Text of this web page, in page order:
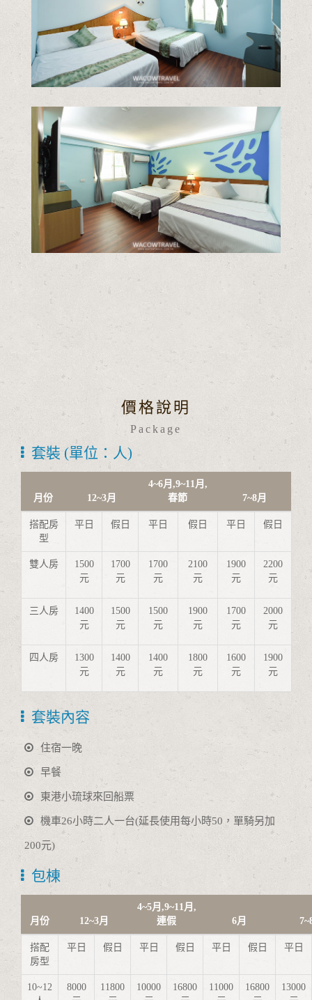
價格說明
Package
套裝 (單位：人)
月份 12~3月
4~6月,9~11月,
春節
7~8月
搭配房
型
平日 假日 平日 假日 平日 假日
雙人房
1500
元
1700
元
1700
元
2100
元
1900
元
2200
元
三人房
1400
元
1500
元
1500
元
1900
元
1700
元
2000
元
四人房
1300
元
1400
元
1400
元
1800
元
1600
元
1900
元
套裝內容
住宿一晚
早餐
東港小琉球來回船票
機車26小時二人一台(延長使用每小時50，單騎另加
200元)
包棟
月份 12~3月
4~5月,9~11月,
連假
6月
搭配
房型
平日 假日 平日 假日 平日 假日 平日
10~12
8000
11800
10000
16800
11000
16800
13000